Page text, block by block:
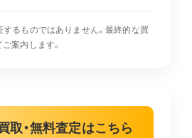
るものではありません。最終的な買
案内します。
取・無料査定はこちら